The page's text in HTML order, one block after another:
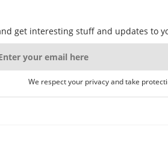
get interesting stuff and updates to
We respect your privacy and take